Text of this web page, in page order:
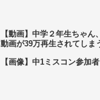
【動画】中学２年生ちゃん
動画が39万再生されてしま
【画像】中1ミスコン参加